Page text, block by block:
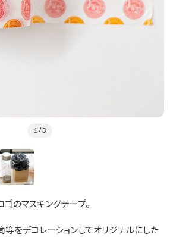
1/ 3
のマスキングテープ。
等をデコレーションしてオリジナルにした